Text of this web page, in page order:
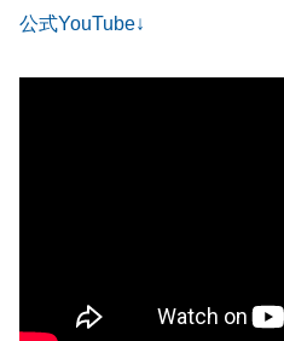
公式YouTube↓